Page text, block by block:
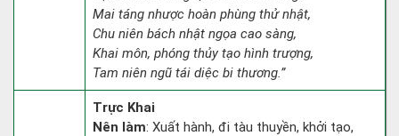
Mai táng nhược hoàn phùng thử nhật,
Chu niên bách nhật ngọa cao sàng,
Khai môn, phóng thủy tạo hình trượng,
Tam niên ngũ tái diệc bi thương.”
Trực Khai
Nên làm: Xuất hành, đi tàu thuyền, khởi tạo,